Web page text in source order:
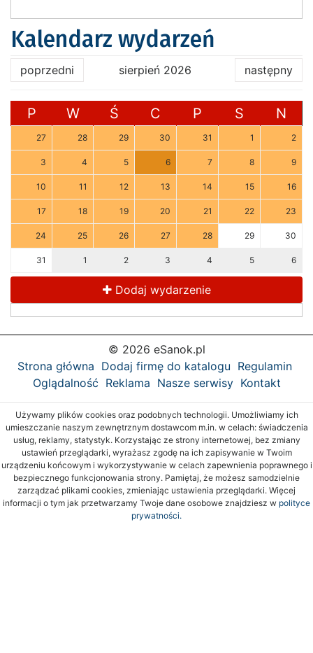
Kalendarz wydarzeń
poprzedni sierpień 2026 następny
P W Ś C P S N
27 28 29 30 31 1 2
3 4 5 6 7 8 9
10 11 12 13 14 15 16
17 18 19 20 21 22 23
24 25 26 27 28 29 30
31 1 2 3 4 5 6
Dodaj wydarzenie
© 2026 eSanok.pl
Strona główna Dodaj firmę do katalogu Regulamin
Oglądalność Reklama Nasze serwisy Kontakt
Używamy plików cookies oraz podobnych technologii. Umożliwiamy ich
umieszczanie naszym zewnętrznym dostawcom m.in. w celach: świadczenia
usług, reklamy, statystyk. Korzystając ze strony internetowej, bez zmiany
ustawień przeglądarki, wyrażasz zgodę na ich zapisywanie w Twoim
urządzeniu końcowym i wykorzystywanie w celach zapewnienia poprawnego i
bezpiecznego funkcjonowania strony. Pamiętaj, że możesz samodzielnie
zarządzać plikami cookies, zmieniając ustawienia przeglądarki. Więcej
informacji o tym jak przetwarzamy Twoje dane osobowe znajdziesz w polityce
prywatności.